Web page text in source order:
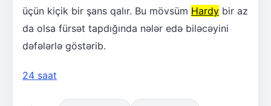
üçün kiçik bir şans qalır. Bu mövsüm Hardy bir az
da olsa fürsət tapdığında nələr edə biləcəyini
dəfələrlə göstərib.
24 saat